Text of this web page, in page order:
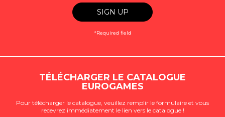
*Required field
TÉLÉCHARGER LE CATALOGUE
EUROGAMES
Pour télécharger le catalogue, veuillez remplir le formulaire et vous
recevrez immédiatement le lien vers le catalogue !